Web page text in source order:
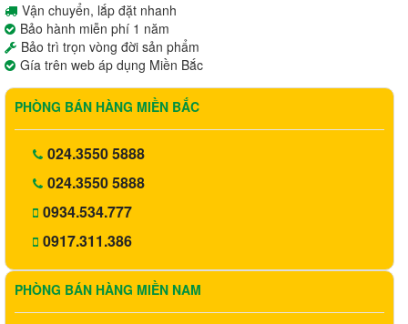
Vận chuyển, lắp đặt nhanh
Bảo hành miễn phí 1 năm
Bảo trì trọn vòng đời sản phẩm
Gía trên web áp dụng Miền Bắc
PHÒNG BÁN HÀNG MIỀN BẮC
024.3550 5888
024.3550 5888
0934.534.777
0917.311.386
PHÒNG BÁN HÀNG MIỀN NAM